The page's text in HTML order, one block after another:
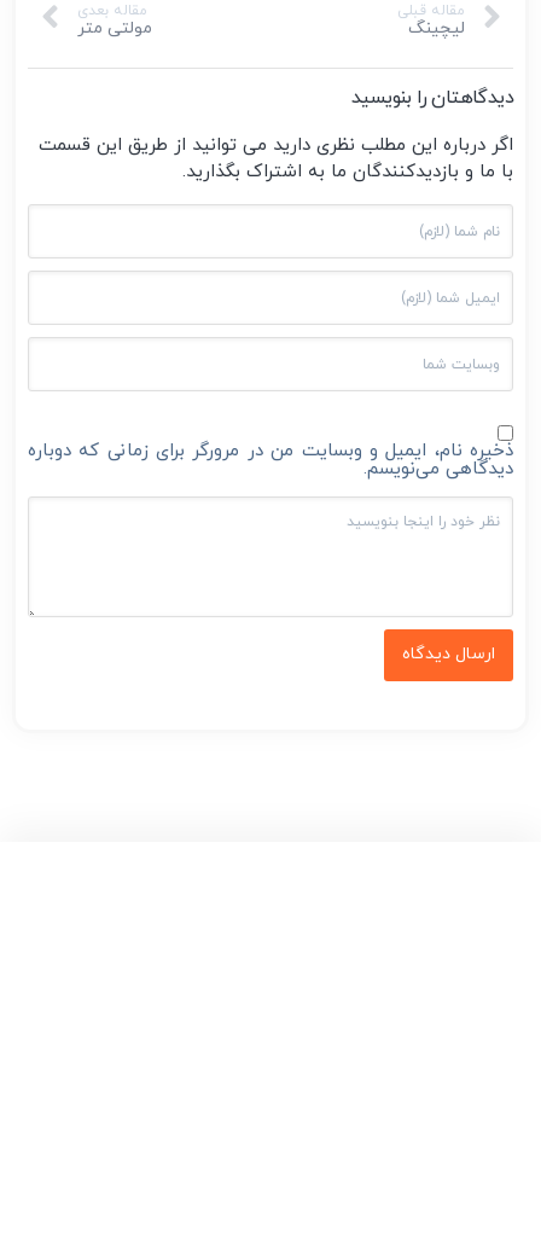
مقاله قبلی
لیچینگ
مقاله بعدی
مولتی متر
دیدگاهتان را بنویسید
اگر درباره این مطلب نظری دارید می توانید از طریق این قسمت
با ما و بازدیدکنندگان ما به اشتراک بگذارید.
ذخیره نام، ایمیل و وبسایت من در مرورگر برای زمانی که دوباره
دیدگاهی می‌نویسم.